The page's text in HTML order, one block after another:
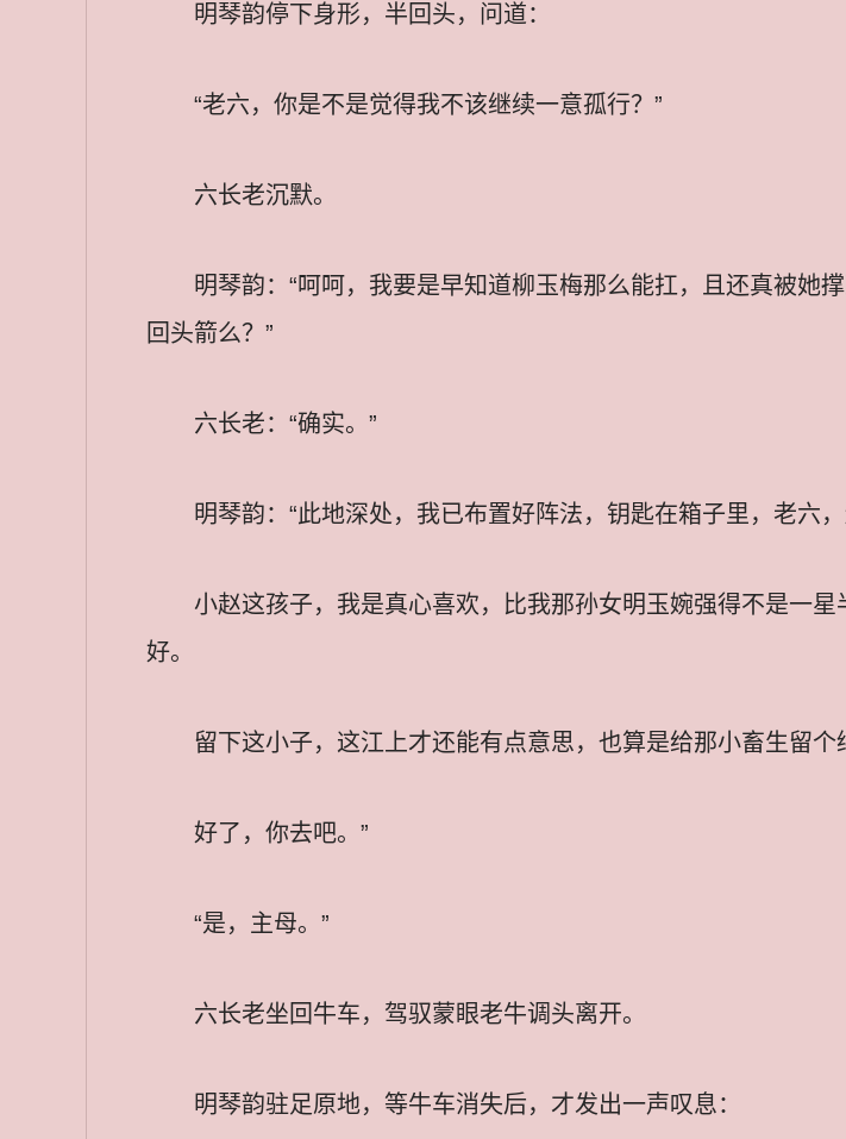
明琴韵停下身形，半回头，问道：
“老六，你是不是觉得我不该继续一意孤行？”
六长老沉默。
明琴韵：“呵呵，我要是早知道柳玉梅那么能扛，且还真被她
回头箭么？”
六长老：“确实。”
明琴韵：“此地深处，我已布置好阵法，钥匙在箱子里，老六
小赵这孩子，我是真心喜欢，比我那孙女明玉婉强得不是一
好。
留下这小子，这江上才还能有点意思，也算是给那小畜生留个
好了，你去吧。”
“是，主母。”
六长老坐回牛车，驾驭蒙眼老牛调头离开。
明琴韵驻足原地，等牛车消失后，才发出一声叹息：